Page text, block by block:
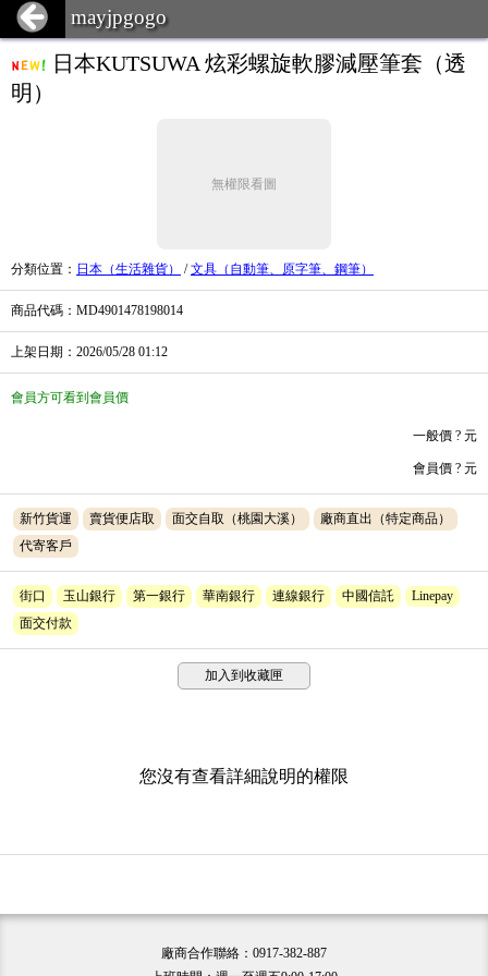
mayjpgogo
日本KUTSUWA 炫彩螺旋軟膠減壓筆套（透
明）
無權限看圖
分類位置 ： 日本（生活雜貨） /文具（自動筆、原字筆、鋼筆）
商品代碼 ：MD4901478198014
上架日期 ：2026/05/28 01:12
會員方可看到會員價
一般價 ? 元
會員價 ? 元
新竹貨運 賣貨便店取 面交自取（桃園大溪）
廠商直出（特定商品）
代寄客戶
街口 玉山銀行 第一銀行 華南銀行 連線銀行 中國信託
Linepay
面交付款
加入到收藏匣
您沒有查看詳細說明的權限
廠商合作聯絡：0917-382-887